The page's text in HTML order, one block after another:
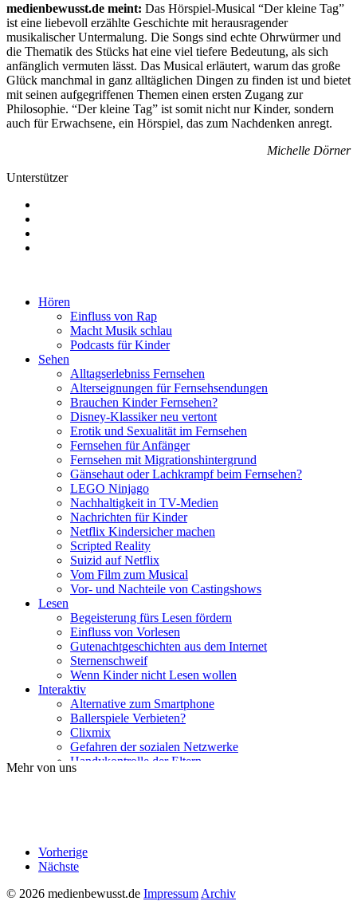
medienbewusst.de meint: Das Hörspiel-Musical “Der kleine Tag”
ist eine liebevoll erzählte Geschichte mit herausragender
musikalischer Untermalung. Die Songs sind echte Ohrwürmer und
die Thematik des Stücks hat eine viel tiefere Bedeutung, als sich
anfänglich vermuten lässt. Das Musical erläutert, warum das große
Glück manchmal in ganz alltäglichen Dingen zu finden ist und bietet
mit seinen aufgegriffenen Themen einen ersten Zugang zur
Philosophie. “Der kleine Tag” ist somit nicht nur Kinder, sondern
auch für Erwachsene, ein Hörspiel, das zum Nachdenken anregt.
Michelle Dörner
Unterstützer
Hören
Einfluss von Rap
Macht Musik schlau
Podcasts für Kinder
Sehen
Alltagserlebniss Fernsehen
Alterseignungen für Fernsehsendungen
Brauchen Kinder Fernsehen?
Disney-Klassiker neu vertont
Erotik und Sexualität im Fernsehen
Fernsehen für Anfänger
Fernsehen mit Migrationshintergrund
Gänsehaut oder Lachkrampf beim Fernsehen?
LEGO Ninjago
Nachhaltigkeit in TV-Medien
Nachrichten für Kinder
Netflix Kindersicher machen
Scripted Reality
Suizid auf Netflix
Vom Film zum Musical
Vor- und Nachteile von Castingshows
Lesen
Begeisterung fürs Lesen fördern
Einfluss von Vorlesen
Gutenachtgeschichten aus dem Internet
Sternenschweif
Wenn Kinder nicht Lesen wollen
Interaktiv
Alternative zum Smartphone
Ballerspiele Verbieten?
Clixmix
Gefahren der sozialen Netzwerke
Handykontrolle der Eltern
Ist mein Kind Handysüchtig?
YouTube-Kanal erlauben?
Lernen
Bilinguale Kindersendungen
Sprachen lernen mit Apps
Mehr von uns
Vorherige
Nächste
© 2026 medienbewusst.de Impressum Archiv